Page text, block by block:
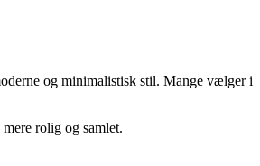
og minimalistisk stil. Mange vælger i
rolig og samlet.